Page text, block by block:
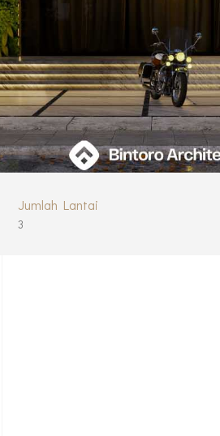
Jumlah Lantai
3